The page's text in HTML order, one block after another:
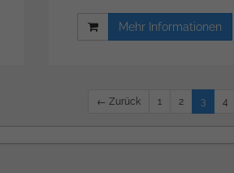
Mehr Informationen
← Zurück 1 2 3 4